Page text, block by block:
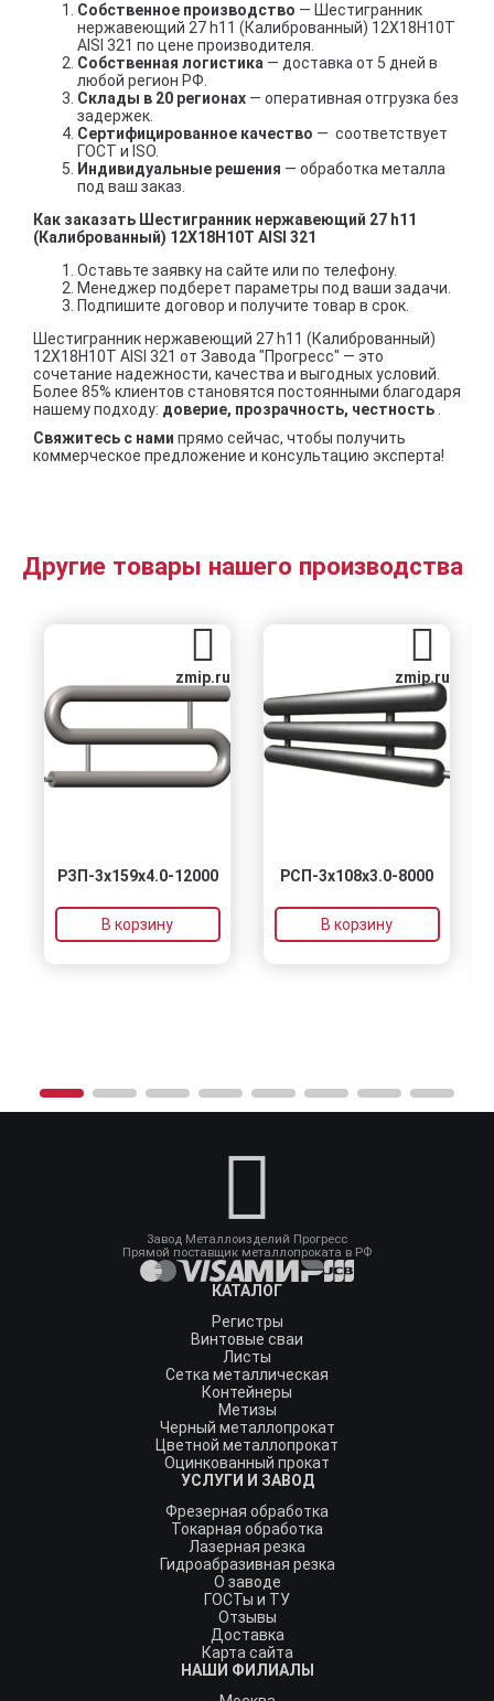
Собственное производство — Шестигранник
нержавеющий 27 h11 (Калиброванный) 12Х18Н10Т
AISI 321 по цене производителя.
Собственная логистика — доставка от 5 дней в
любой регион РФ.
Склады в 20 регионах — оперативная отгрузка без
задержек.
Сертифицированное качество — соответствует
ГОСТ и ISO.
Индивидуальные решения — обработка металла
под ваш заказ.
Как заказать Шестигранник нержавеющий 27 h11
(Калиброванный) 12Х18Н10Т AISI 321
Оставьте заявку на сайте или по телефону.
Менеджер подберет параметры под ваши задачи.
Подпишите договор и получите товар в срок.
Шестигранник нержавеющий 27 h11 (Калиброванный)
12Х18Н10Т AISI 321 от Завода "Прогресс" — это
сочетание надежности, качества и выгодных условий.
Более 85% клиентов становятся постоянными благодаря
нашему подходу: доверие, прозрачность, честность
Свяжитесь с нами прямо сейчас, чтобы получить
коммерческое предложение и консультацию эксперта!
Другие товары нашего производства
zmip.ru
РЗП-3x159x4.0-12000
В корзину
zmip.ru
РСП-3x108x3.0-8000
В корзину
Завод Металлоизделий Прогресс
Прямой поставщик металлопроката в РФ
КАТАЛОГ
Регистры
Винтовые сваи
Листы
Сетка металлическая
Контейнеры
Метизы
Черный металлопрокат
Цветной металлопрокат
Оцинкованный прокат
УСЛУГИ И ЗАВОД
Фрезерная обработка
Токарная обработка
Лазерная резка
Гидроабразивная резка
О заводе
ГОСТы и ТУ
Отзывы
Доставка
Карта сайта
НАШИ ФИЛИАЛЫ